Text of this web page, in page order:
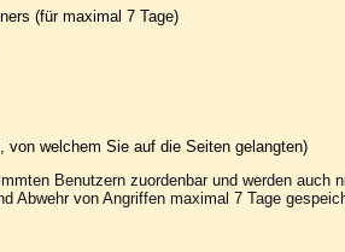
(für maximal 7 Tage)
von welchem Sie auf die Seiten gelangten)
Benutzern zuordenbar und werden
Abwehr von Angriffen maximal 7 Tage